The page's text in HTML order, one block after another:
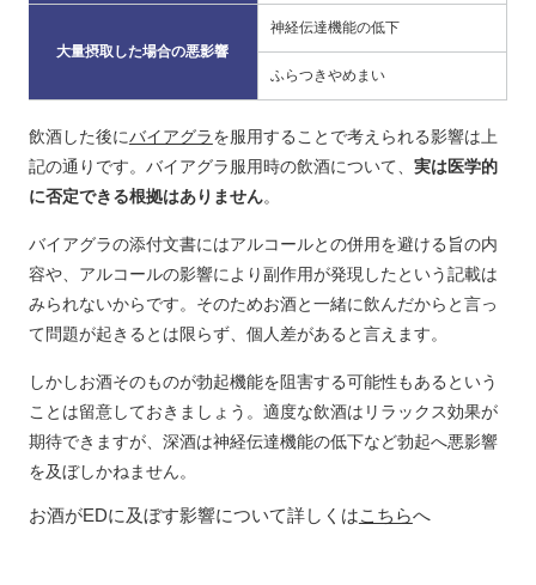
大量摂取した場合の悪影響
神経伝達機能の低下
ふらつきやめまい
飲酒した後にバイアグラを服用することで考えられる影響は上
記の通りです。バイアグラ服用時の飲酒について、 実は医学的
に否定できる根拠はありません。
バイアグラの添付文書にはアルコールとの併用を避ける旨の内
容や、アルコールの影響により副作用が発現したという記載は
みられないからです。そのためお酒と一緒に飲んだからと言っ
て問題が起きるとは限らず、個人差があると言えます。
しかしお酒そのものが勃起機能を阻害する可能性もあるという
ことは留意しておきましょう。適度な飲酒はリラックス効果が
期待できますが、深酒は神経伝達機能の低下など勃起へ悪影響
を及ぼしかねません。
お酒がEDに及ぼす影響について詳しくはこちらへ